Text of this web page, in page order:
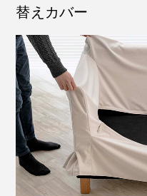
替えカバー